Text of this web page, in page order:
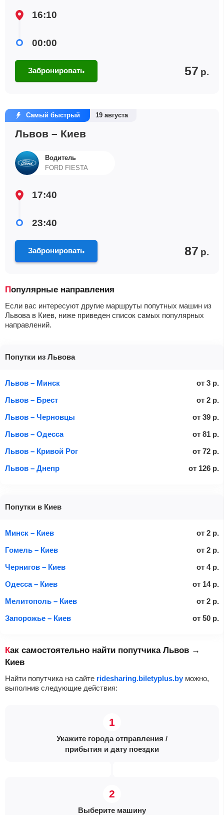
16:10
00:00
Забронировать 57 р.
Самый быстрый 19 августа
Львов – Киев
Водитель
FORD FIESTA
17:40
23:40
Забронировать 87 р.
Популярные направления
Если вас интересуют другие маршруты попутных машин из
Львова в Киев, ниже приведен список самых популярных
направлений.
Попутки из Львова
Львов – Минск от 3 р.
Львов – Брест
от 2 р.
Львов – Черновцы
от 39 р.
Львов – Одесса
от 81 р.
Львов – Кривой Рог
от 72 р.
Львов – Днепр
от 126 р.
Попутки в Киев
Минск – Киев от 2 р.
Гомель – Киев
от 2 р.
Чернигов – Киев
от 4 р.
Одесса – Киев
от 14 р.
Мелитополь – Киев
от 2 р.
Запорожье – Киев
от 50 р.
Как самостоятельно найти попутчика Львов →
Киев
Найти попутчика на сайте ridesharing.biletyplus.by можно,
выполнив следующие действия:
Укажите города отправления /
прибытия и дату поездки
Выберите машину